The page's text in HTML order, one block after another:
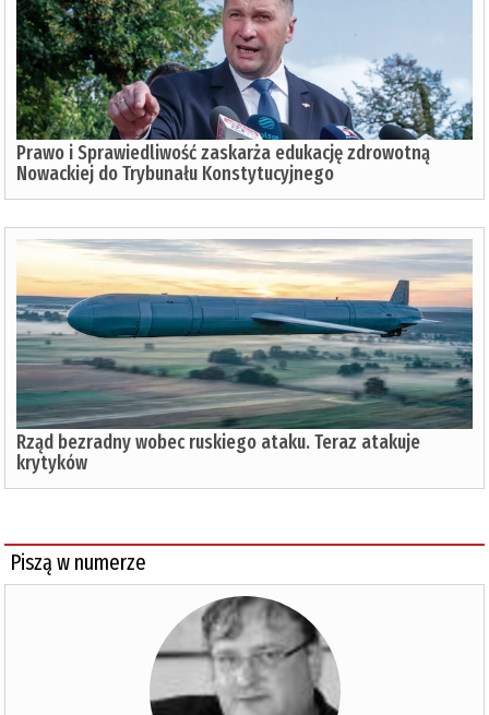
Prawo i Sprawiedliwość zaskarża edukację zdrowotną
Nowackiej do Trybunału Konstytucyjnego
Rząd bezradny wobec ruskiego ataku. Teraz atakuje
krytyków
Piszą w numerze